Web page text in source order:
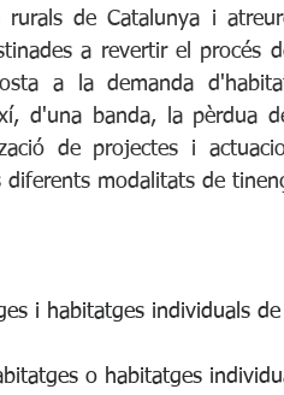
rurals de Catalunya i
a revertir el procés
a la demanda
d'una banda, la pèrdua
de projectes i
modalitats de
i habitatges individuals
o habitatges